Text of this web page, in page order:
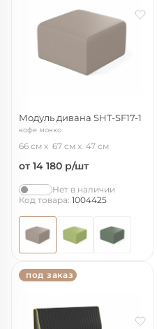
Модуль дивана SHT-SF17-1
кофе мокко
66 см 67 см 47 см
от 14 180 р/шт
Нет в наличии
Код товара: 1004425
под заказ